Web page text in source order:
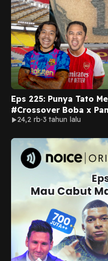
Eps 225: Punya Tato
#Crossover Boba x
Teguh)
24,2 rb 3 tahun lalu